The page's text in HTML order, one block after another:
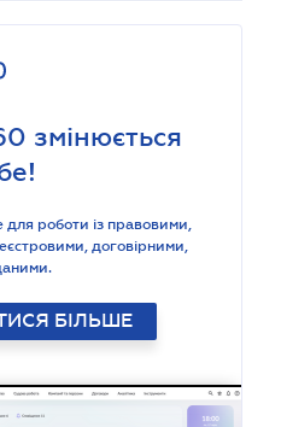
змінюється
для роботи із правовими,
договірними,
БІЛЬШЕ